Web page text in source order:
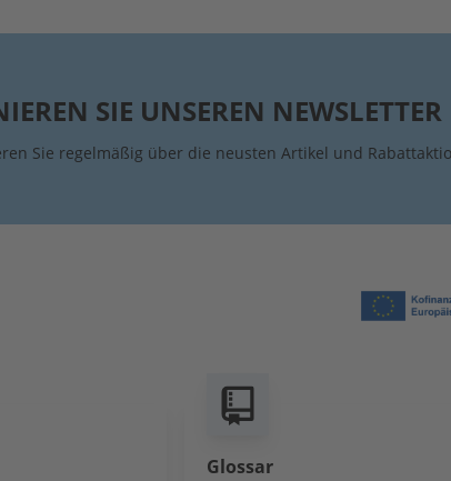
SIE UNSEREN NEWSLETTER
Sie regelmäßig über die neusten Artikel und
Glossar